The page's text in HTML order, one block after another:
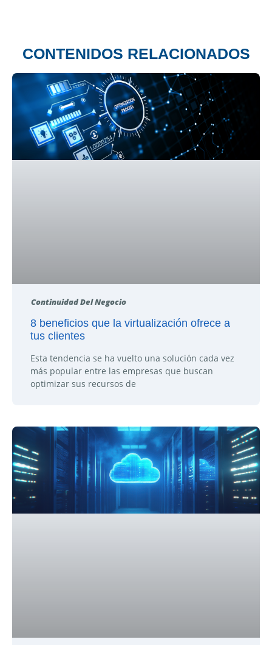
CONTENIDOS RELACIONADOS
Continuidad Del Negocio
8 beneficios que la virtualización ofrece a
tus clientes
Esta tendencia se ha vuelto una solución cada vez
más popular entre las empresas que buscan
optimizar sus recursos de